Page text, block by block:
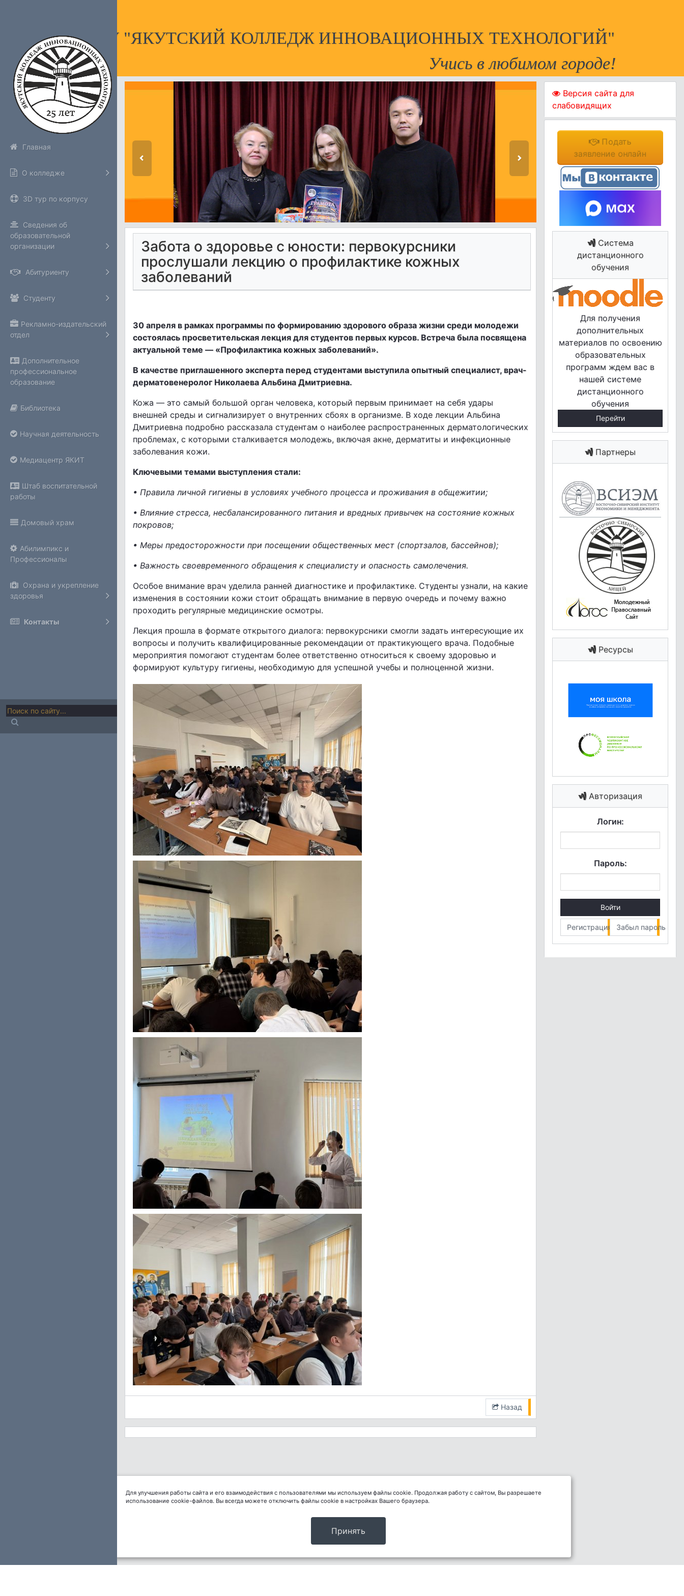
НПОУ "ЯКУТСКИЙ КОЛЛЕДЖ ИННОВАЦИОННЫХ ТЕХНОЛОГИЙ"
Учись в любимом городе!
Главная
О колледже
3D тур по корпусу
Сведения об
образовательной
организации
Абитуриенту
Студенту
Рекламно-издательский
отдел
Дополнительное
профессиональное
образование
Библиотека
Научная деятельность
Медиацентр ЯКИТ
Штаб воспитательной
работы
Домовый храм
Абилимпикс и
Профессионалы
Охрана и укрепление
здоровья
Контакты
Забота о здоровье с юности: первокурсники
прослушали лекцию о профилактике кожных
заболеваний
30 апреля в рамках программы по формированию здорового образа жизни среди молодежи
состоялась просветительская лекция для студентов первых курсов. Встреча была посвящена
актуальной теме — «Профилактика кожных заболеваний».
В качестве приглашенного эксперта перед студентами выступила опытный специалист, врач-
дерматовенеролог Николаева Альбина Дмитриевна.
Кожа — это самый большой орган человека, который первым принимает на себя удары
внешней среды и сигнализирует о внутренних сбоях в организме. В ходе лекции Альбина
Дмитриевна подробно рассказала студентам о наиболее распространенных дерматологических
проблемах, с которыми сталкивается молодежь, включая акне, дерматиты и инфекционные
заболевания кожи.
Ключевыми темами выступления стали:
• Правила личной гигиены в условиях учебного процесса и проживания в общежитии;
• Влияние стресса, несбалансированного питания и вредных привычек на состояние кожных
покровов;
• Меры предосторожности при посещении общественных мест (спортзалов, бассейнов);
• Важность своевременного обращения к специалисту и опасность самолечения.
Особое внимание врач уделила ранней диагностике и профилактике. Студенты узнали, на какие
изменения в состоянии кожи стоит обращать внимание в первую очередь и почему важно
проходить регулярные медицинские осмотры.
Лекция прошла в формате открытого диалога: первокурсники смогли задать интересующие их
вопросы и получить квалифицированные рекомендации от практикующего врача. Подобные
мероприятия помогают студентам более ответственно относиться к своему здоровью и
формируют культуру гигиены, необходимую для успешной учебы и полноценной жизни.
Назад
Версия сайта для
слабовидящих
Подать
заявление онлайн
Система
дистанционного
обучения
Для получения
дополнительных
материалов по освоению
образовательных
программ ждем вас в
нашей системе
дистанционного
обучения
Перейти
Партнеры
Ресурсы
Авторизация
Логин:
Пароль:
Войти
Регистрация Забыл пароль
Для улучшения работы сайта и его взаимодействия с пользователями мы используем файлы cookie. Продолжая работу с сайтом, Вы разрешаете
использование cookie-файлов. Вы всегда можете отключить файлы cookie в настройках Вашего браузера.
Принять